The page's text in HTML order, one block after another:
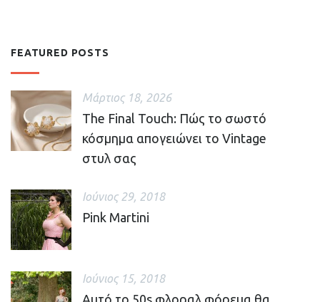
FEATURED POSTS
Μάρτιος 18, 2026
The Final Touch: Πώς το σωστό
κόσμημα απογειώνει το Vintage
στυλ σας
Ιούνιος 29, 2018
Pink Martini
Ιούνιος 15, 2018
Αυτό το 50s φλοραλ φόρεμα θα